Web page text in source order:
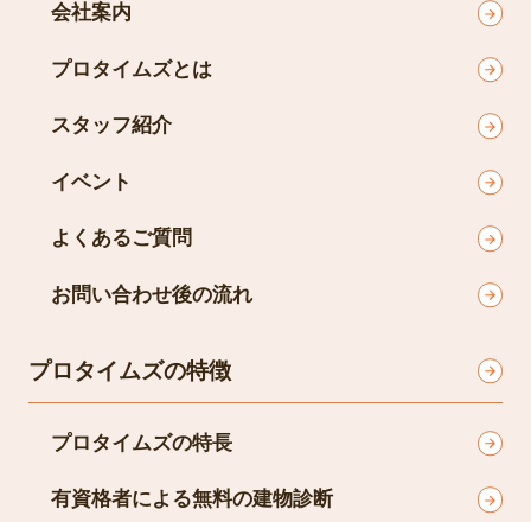
会社案内
プロタイムズとは
スタッフ紹介
イベント
よくあるご質問
お問い合わせ後の流れ
プロタイムズの特徴
プロタイムズの特長
有資格者による無料の建物診断